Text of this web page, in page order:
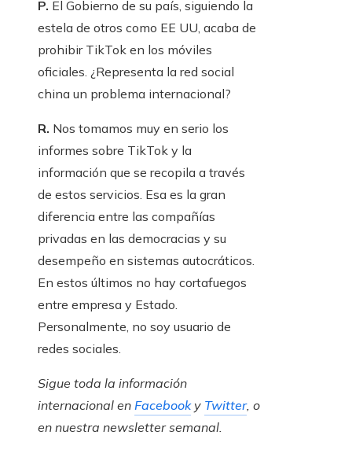
P. El Gobierno de su país, siguiendo la
estela de otros como EE UU, acaba de
prohibir TikTok en los móviles
oficiales. ¿Representa la red social
china un problema internacional?
R. Nos tomamos muy en serio los
informes sobre TikTok y la
información que se recopila a través
de estos servicios. Esa es la gran
diferencia entre las compañías
privadas en las democracias y su
desempeño en sistemas autocráticos.
En estos últimos no hay cortafuegos
entre empresa y Estado.
Personalmente, no soy usuario de
redes sociales.
Sigue toda la información
internacional en Facebooky Twitter, o
en nuestra newsletter semanal.